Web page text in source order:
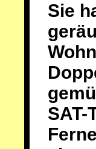
Sie
SAT-